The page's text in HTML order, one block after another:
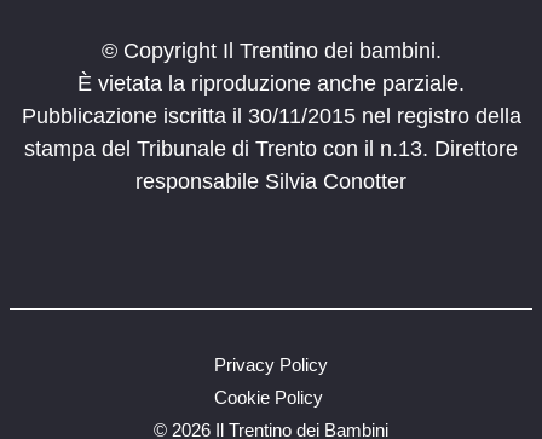
© Copyright Il Trentino dei bambini.
È vietata la riproduzione anche parziale.
Pubblicazione iscritta il 30/11/2015 nel registro della
stampa del Tribunale di Trento con il n.13. Direttore
responsabile Silvia Conotter
© 2026 Il Trentino dei Bambini
Privacy Policy
Cookie Policy